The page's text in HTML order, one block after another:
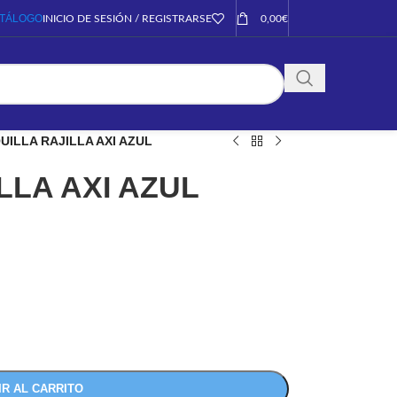
INICIO DE SESIÓN / REGISTRARSE 0,00€
RAJILLA AXI AZUL
AXI AZUL
AL CARRITO